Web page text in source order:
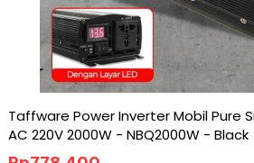
Taffware Power Inverter Mobil Pure
AC 220V 2000W - NBQ2000W - Black